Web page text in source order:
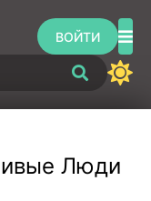
ВОЙТИ
Люди